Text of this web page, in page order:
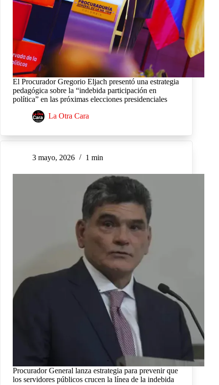
El Procurador Gregorio Eljach presentó una estrategia
pedagógica sobre la “indebida participación en
política” en las próximas elecciones presidenciales
La Otra Cara
3 mayo, 2026 1 min
Procurador General lanza estrategia para prevenir que
los servidores públicos crucen la línea de la indebida